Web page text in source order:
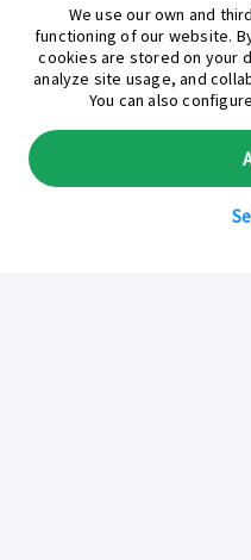
We use our own and
functioning of our website.
cookies are stored on your
analyze site usage, and
You can also